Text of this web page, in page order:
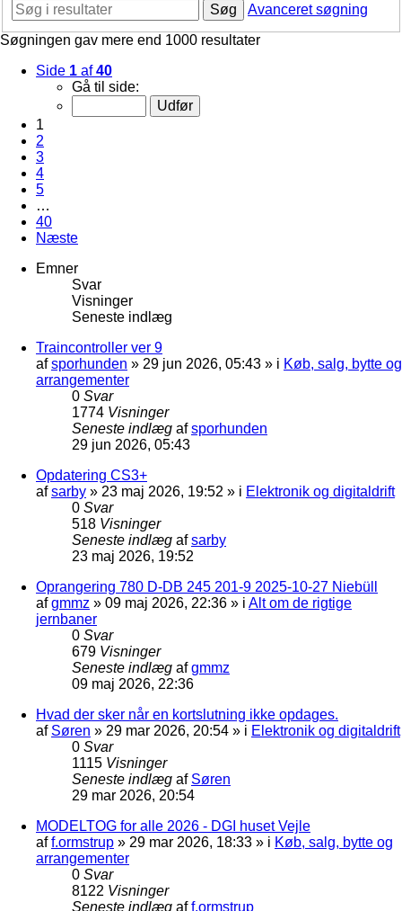
Søg
Avanceret søgning
Søgningen gav mere end 1000 resultater
Side 1 af40
Gå til side:
1
2
3
4
5
…
40
Næste
Emner
Svar
Visninger
Seneste indlæg
Traincontroller ver 9
afsporhunden » 29 jun 2026, 05:43 » i Køb, salg, bytte og
arrangementer
0 Svar
1774 Visninger
Seneste indlæg afsporhunden
29 jun 2026, 05:43
Opdatering CS3+
afsarby » 23 maj 2026, 19:52 » i Elektronik og digitaldrift
0 Svar
518 Visninger
Seneste indlæg afsarby
23 maj 2026, 19:52
Oprangering 780 D-DB 245 201-9 2025-10-27 Niebüll
afgmmz » 09 maj 2026, 22:36 » i Alt om de rigtige
jernbaner
0 Svar
679 Visninger
Seneste indlæg afgmmz
09 maj 2026, 22:36
Hvad der sker når en kortslutning ikke opdages.
af Søren » 29 mar 2026, 20:54 » i Elektronik og digitaldrift
0 Svar
1115 Visninger
Seneste indlæg af Søren
29 mar 2026, 20:54
MODELTOG for alle 2026 - DGI huset Vejle
aff.ormstrup » 29 mar 2026, 18:33 » i Køb, salg, bytte og
arrangementer
0 Svar
8122 Visninger
Seneste indlæg aff.ormstrup